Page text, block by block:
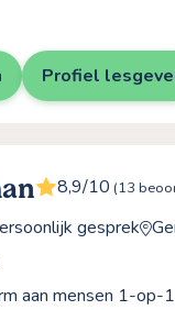
Profiel
8,9/10 (13
gesprek
aan mensen 1-op-